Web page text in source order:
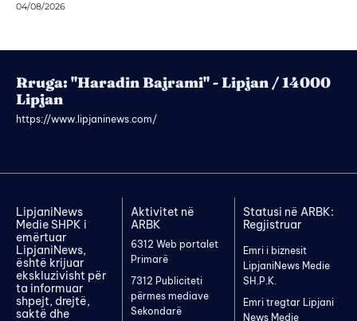
04/08/2026
Rruga: "Haradin Bajrami" - Lipjan / 14000
Lipjan
https://www.lipjaninews.com/
LipjaniNews
Medie SHPK i
emërtuar
LipjaniNews,
është krijuar
ekskluzivisht për
ta informuar
shpejt, drejtë,
saktë dhe
Aktivitet në
ARBK
6312 Web portalet
Primarë
7312 Publiciteti
përmes mediave
Sekondarë
Statusi në ARBK:
Regjistruar
Emri i biznesit
LipjaniNews Medie
SH.P.K.
Emri tregtar Lipjani
News Medie